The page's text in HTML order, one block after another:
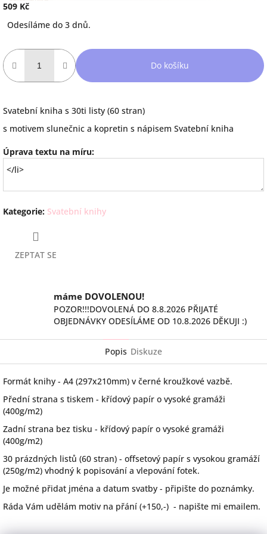
509 Kč
cena:
Odesíláme do 3 dnů.
Do košíku
Svatební kniha s 30ti listy (60 stran)
s motivem slunečnic a kopretin s nápisem Svatební kniha
Úprava textu na míru:
Kategorie: Svatební knihy
ZEPTAT SE
máme DOVOLENOU!
POZOR!!!DOVOLENÁ DO 8.8.2026 PŘIJATÉ
OBJEDNÁVKY ODESÍLÁME OD 10.8.2026 DĚKUJI :)
Popis Diskuze
Formát knihy - A4 (297x210mm) v černé kroužkové vazbě.
Přední strana s tiskem - křídový papír o vysoké gramáži
(400g/m2)
Zadní strana bez tisku - křídový papír o vysoké gramáži
(400g/m2)
30 prázdných listů (60 stran) - offsetový papír s vysokou gramáží
(250g/m2) vhodný k popisování a vlepování fotek.
Je možné přidat jména a datum svatby - připište do poznámky.
Ráda Vám udělám motiv na přání (+150,-) - napište mi emailem.